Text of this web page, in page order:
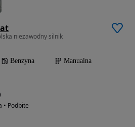
niezawodny silnik
Benzyna
Manualna
• Podbite